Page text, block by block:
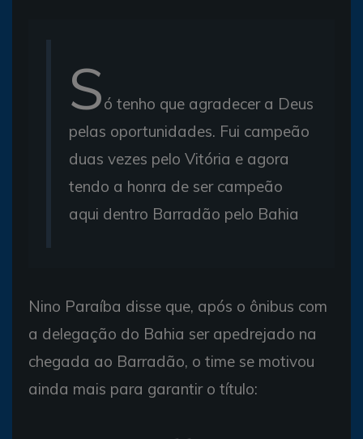
Só tenho que agradecer a Deus
pelas oportunidades. Fui campeão
duas vezes pelo Vitória e agora
tendo a honra de ser campeão
aqui dentro Barradão pelo Bahia
Nino Paraíba disse que, após o ônibus com
a delegação do Bahia ser apedrejado na
chegada ao Barradão, o time se motivou
ainda mais para garantir o título: